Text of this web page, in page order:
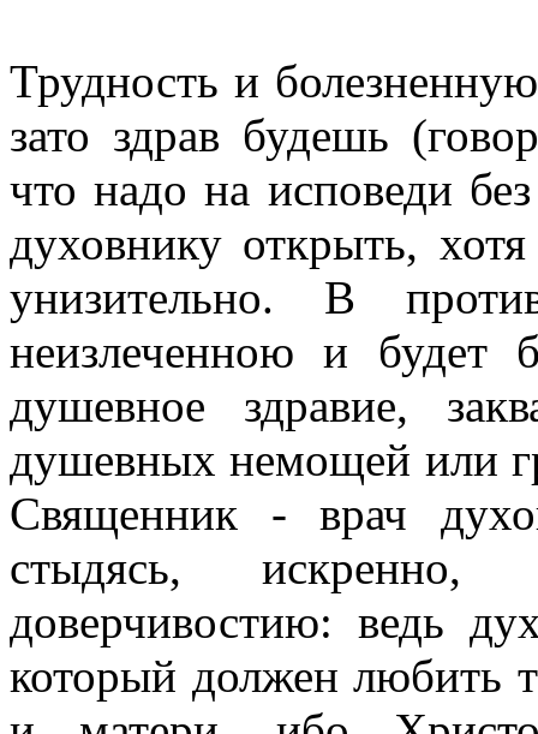
Трудность и
зато здрав будешь
что надо на исповеди
духовнику открыть,
унизительно. В
неизлеченною и будет
душевное здравие,
душевных немощей или
Cвящeнник - врач
стыдясь,
доверчивостию: ведь
который должен любить